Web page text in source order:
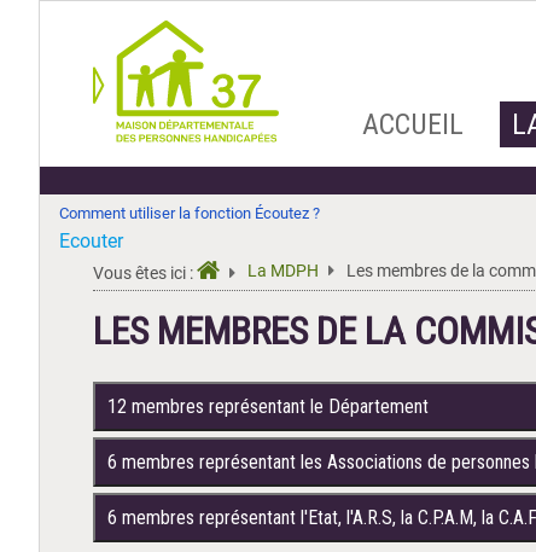
AllerACCUEIL
Comment utiliser la fonction Écoutez ?
Ecouter
Vous êtes ici : La MDPH Les membres de la
LES MEMBRES DE LA
12 membres représentant le Département
6 membres représentant les Associations de personnes
6 membres représentant l'Etat, l'A.R.S, la C.P.A.M, la C.A.F